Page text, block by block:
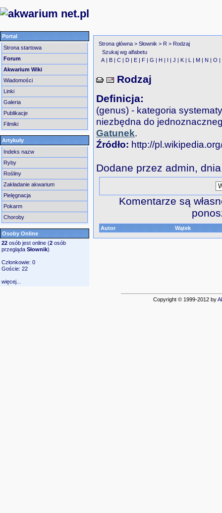
Portal
Strona startowa
Forum
Akwarium Wiki
Wiadomości
Linki
Galeria
Publikacje
Filmiki
Artykuły
Indeks nazw
Ryby
Rośliny
Zakładanie akwarium
Pielęgnacja
Pokarm
Choroby
Osoby Online
22 osób jest online (2 osób
przegląda Słownik)
Członkowie: 0
Goście: 22
więcej...
Strona główna > Słownik > R > Rodzaj
Szukaj wg alfabetu
A | B |C | D | E | F |G | H | I |J | K | L | M | N |O |
Rodzaj
Definicja:
(genus) - kategoria
niezbędna do
Gatunek.
Źródło: http://
Dodane przez admin,
Komentarze są
Autor Wątek
Copyright © 1999-2012 by